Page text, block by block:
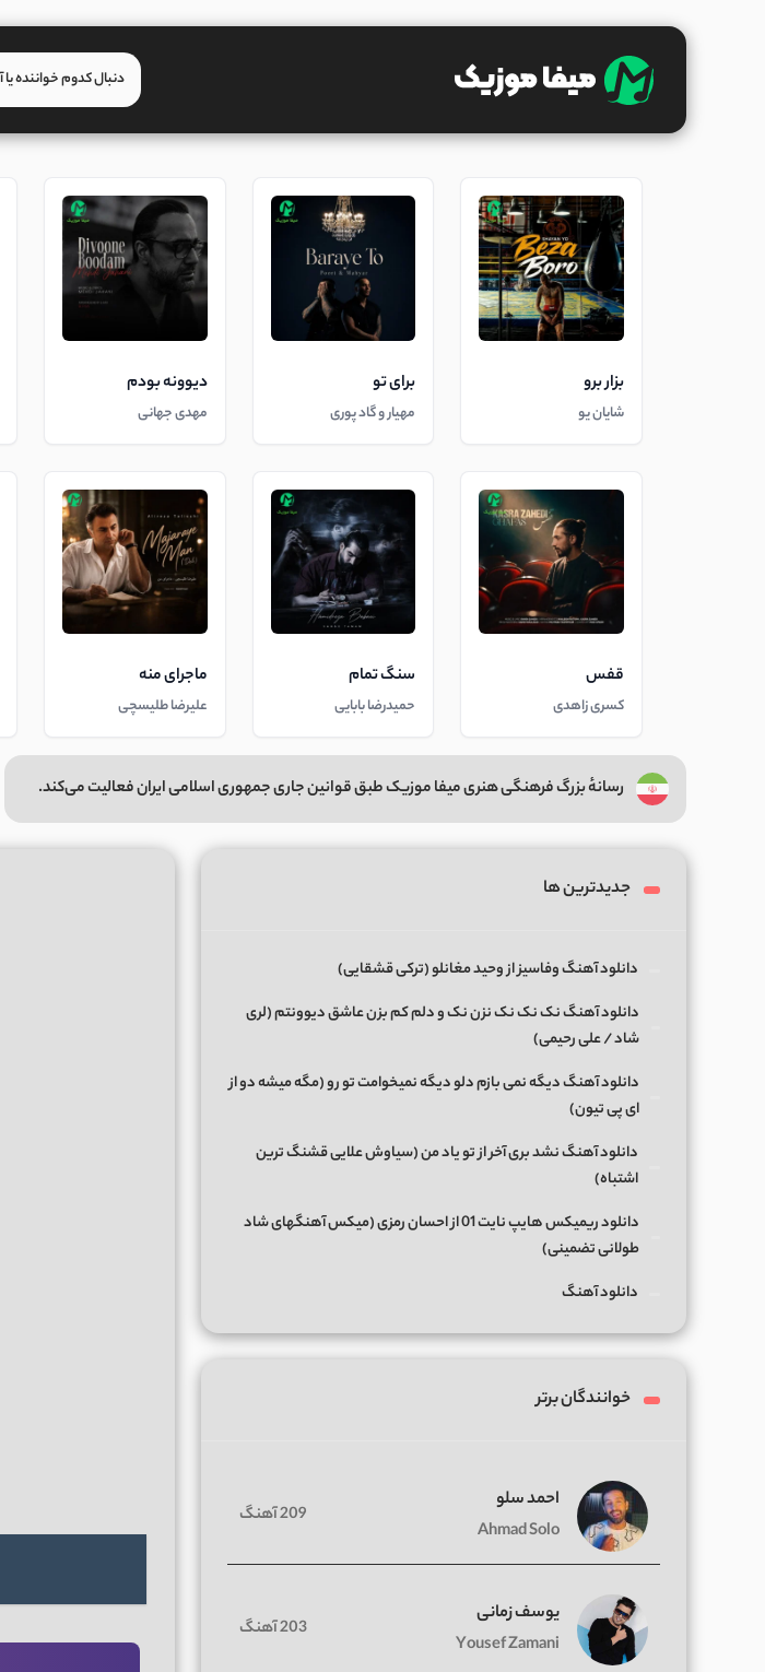
بزار برو
شایان یو
برای تو
مهیار و گاد پوری
دیوونه بودم
مهدی جهانی
قفس
کسری زاهدی
سنگ تمام
حمیدرضا بابایی
ماجرای منه
علیرضا طلیسچی
رسانهٔ بزرگ فرهنگی هنری میفا موزیک طبق قوانین جاری جمهوری اسلامی ایران فعالیت می‌کند.
جدیدترین ها
دانلود آهنگ وفاسیز از وحید مغانلو (ترکی قشقایی)
دانلود آهنگ نک نک نک نزن نک و دلم کم بزن عاشق دیوونتم (لری
شاد / علی رحیمی)
دانلود آهنگ دیگه نمی بازم دلو دیگه نمیخوامت تو رو (مگه میشه دو از
ای پی تیون)
دانلود آهنگ نشد بری آخر از تو یاد من (سیاوش علایی قشنگ ترین
اشتباه)
دانلود ریمیکس هایپ نایت 01 از احسان رمزی (میکس آهنگهای شاد
طولانی تضمینی)
دانلود آهنگ
خوانندگان برتر
احمد سلو
Ahmad Solo
209 آهنگ
یوسف زمانی
Yousef Zamani
203 آهنگ